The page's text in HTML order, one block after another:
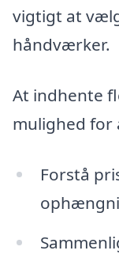
vigtigt at
håndværker.
At indhente
mulighed for
Forstå